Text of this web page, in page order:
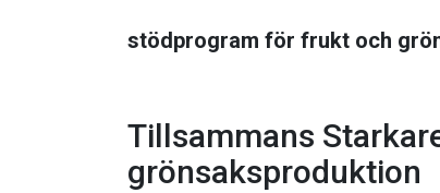
stödprogram för frukt och
Tillsammans
grönsaksproduktion